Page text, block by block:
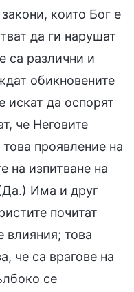
които Бог е
да ги нарушат
са различни и
обикновените
искат да оспорят
че Неговите
проявление на
на изпитване на
Има и друг
почитат
влияния; това
че са врагове на
се